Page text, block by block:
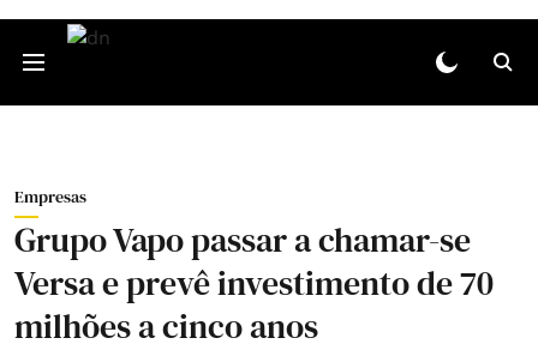
Empresas
Grupo Vapo passar a chamar-se
Versa e prevê investimento de 70
milhões a cinco anos